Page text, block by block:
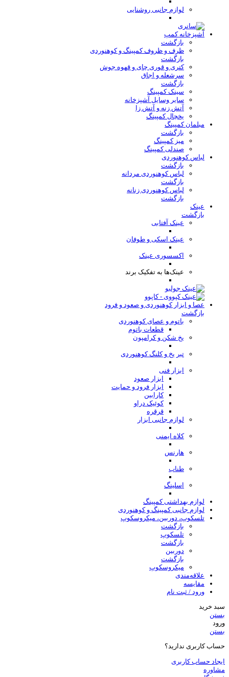
لوازم جانبی روشنایی
آشپزخانه کمپ
بازگشت
ظرف و ظروف کمپینگ و کوهنوردی
بازگشت
کتری و قوری چای و قهوه جوش
سرشعله و اجاق
بازگشت
سینک کمپینگ
سایر وسایل آشپزخانه
آتش زنه و آتش زا
یخچال کمپینگ
مبلمان کمپینگ
بازگشت
میز کمپینگ
صندلی کمپینگ
لباس کوهنوردی
بازگشت
لباس کوهنوردی مردانه
بازگشت
لباس کوهنوردی زنانه
بازگشت
عینک
بازگشت
عینک آفتابی
عینک اسکی و طوفان
اکسسوری عینک
عینک‌ها به تفکیک برند
عصا و ابزار کوهنوردی و صعود و فرود
بازگشت
باتوم و عصای کوهنوردی
قطعات باتوم
یخ شکن و کرامپون
تبر یخ و کلنگ کوهنوردی
ابزار فنی
ابزار صعود
ابزار فرود و حمایت
کارابین
کوئیک دراو
قرقره
لوازم جانبی ابزار
کلاه ایمنی
هارنس
طناب
اسلینگ
لوازم بهداشتی کمپینگ
لوازم جانبی کمپینگ و کوهنوردی
تلسکوپ، دوربین، میکروسکوپ
بازگشت
تلسکوپ
بازگشت
دوربین
بازگشت
میکروسکوپ
علاقه‌مندی
مقایسه
ورود / ثبت نام
سبد خرید
بستن
ورود
بستن
حساب کاربری ندارید؟
ایجاد حساب کاربری
مشاوره